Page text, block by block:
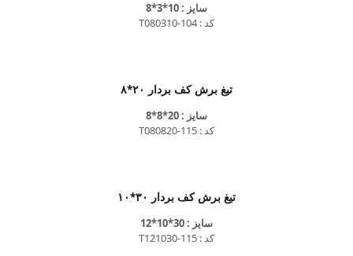
سایز : 10*3*8
کد : T080310-104
تیغ برش کف بردار ۲۰*۸
سایز : 20*8*8
کد : T080820-115
تیغ برش کف بردار ۳۰*۱۰
سایز : 30*10*12
کد : T121030-115